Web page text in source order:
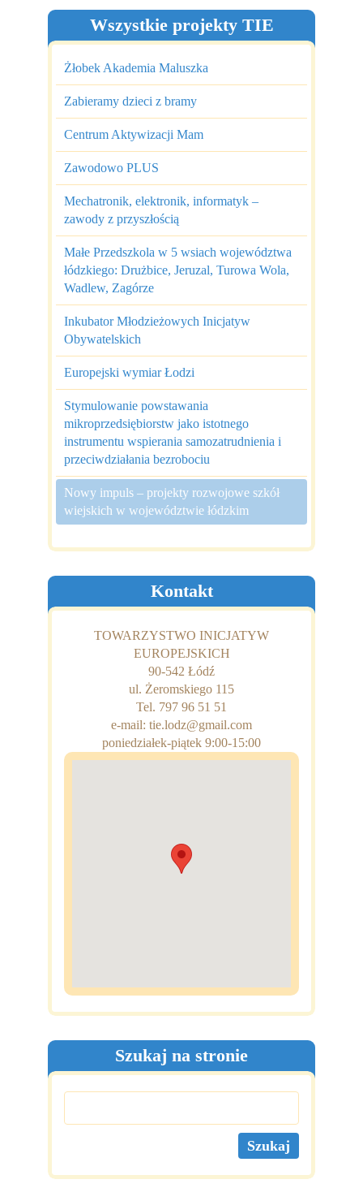
Wszystkie projekty TIE
Żłobek Akademia Maluszka
Zabieramy dzieci z bramy
Centrum Aktywizacji Mam
Zawodowo PLUS
Mechatronik, elektronik, informatyk –
zawody z przyszłością
Małe Przedszkola w 5 wsiach województwa
łódzkiego: Drużbice, Jeruzal, Turowa Wola,
Wadlew, Zagórze
Inkubator Młodzieżowych Inicjatyw
Obywatelskich
Europejski wymiar Łodzi
Stymulowanie powstawania
mikroprzedsiębiorstw jako istotnego
instrumentu wspierania samozatrudnienia i
przeciwdziałania bezrobociu
Nowy impuls – projekty rozwojowe szkół
wiejskich w województwie łódzkim
Kontakt
TOWARZYSTWO INICJATYW
EUROPEJSKICH
90-542 Łódź
ul. Żeromskiego 115
Tel. 797 96 51 51
e-mail: tie.lodz@gmail.com
poniedziałek-piątek 9:00-15:00
Szukaj na stronie